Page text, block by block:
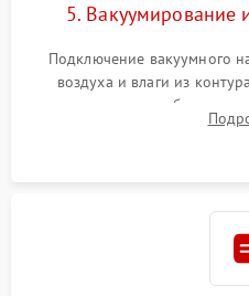
5. Вакуумирование
Подключение вакуумного
воздуха и влаги из
дозированным объемом
электронным весам.